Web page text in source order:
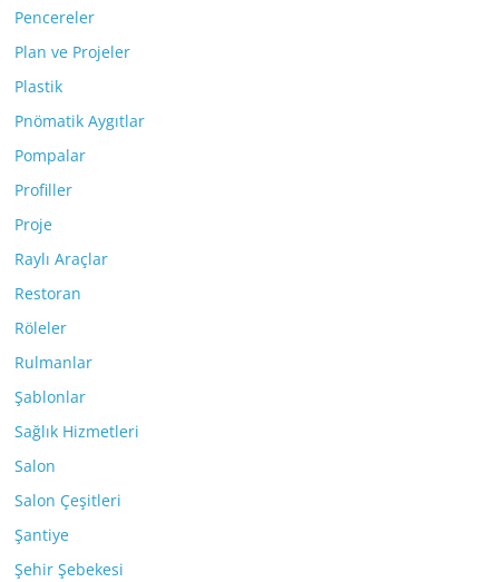
Pencereler
Plan ve Projeler
Plastik
Pnömatik Aygıtlar
Pompalar
Profiller
Proje
Raylı Araçlar
Restoran
Röleler
Rulmanlar
Şablonlar
Sağlık Hizmetleri
Salon
Salon Çeşitleri
Şantiye
Şehir Şebekesi